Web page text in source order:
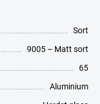
Sort
9005 – Matt sort
65
Aluminium